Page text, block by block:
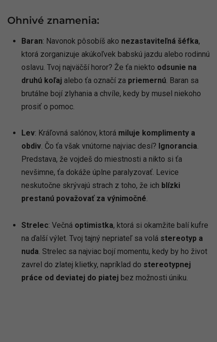
Ohnivé znamenia:
Baran: Navonok pôsobíš ako nezastaviteľná šéfka,
ktorá zorganizuje akúkoľvek babskú jazdu alebo rodinnú
oslavu. Tvoj najväčší horor? Že ťa niekto odsunie na
druhú koľaj alebo ťa označí za priemernú. Baran sa
brutálne bojí zlyhania a chvíle, kedy by musel niekoho
prosiť o pomoc.
Lev: Kráľovná salónov, ktorá miluje komplimenty a
obdiv. Čo ťa však vnútorne najviac desí? Ignorancia.
Predstava, že vojdeš do miestnosti a nikto si ťa
nevšimne, ťa dokáže úplne paralyzovať. Levice
neskutočne skrývajú strach z toho, že ich blízki
prestanú považovať za výnimočné.
Strelec: Večná optimistka, ktorá si okamžite balí kufre
na ďalší výlet. Tvoj tajný nepriateľ sa volá stereotyp a
nuda . Strelec sa najviac bojí momentu, kedy by ho život
zavrel do zlatej klietky, napríklad do stereotypnej
práce od deviatej do piatej bez možnosti úniku.